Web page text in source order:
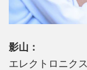
影山：
エレクトロニク